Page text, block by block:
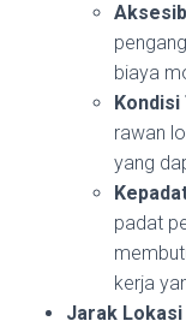
biaya
Kondisi
rawan
yang
padat
kerja
Jarak